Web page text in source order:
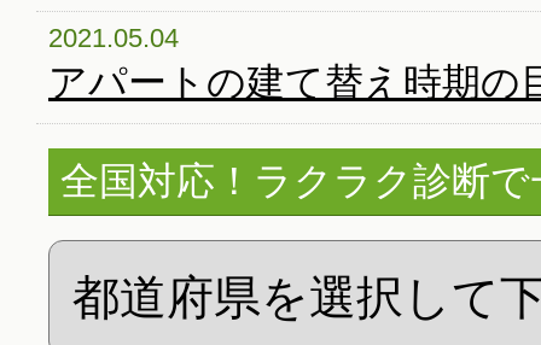
2021.05.04
アパートの建て替え時期の
全国対応！ラクラク診断で